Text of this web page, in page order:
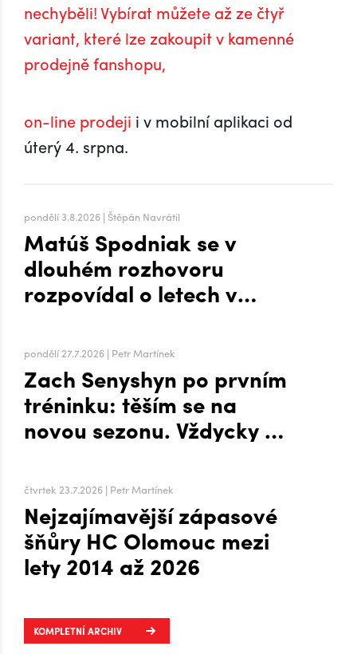
nechyběli! Vybírat můžete až ze čtyř
variant, které lze zakoupit v kamenné
prodejně fanshopu,
on-line prodeji i v mobilní aplikaci od
úterý 4. srpna.
pondělí 3.8.2026 | Štěpán Navrátil
Matúš Spodniak se v
dlouhém rozhovoru
rozpovídal o letech v
pondělí 27.7.2026 | Petr Martínek
Zach Senyshyn po prvním
tréninku: těším se na
novou sezonu. Vždycky mi
zima, říká o Plechárně
čtvrtek 23.7.2026 | Petr Martínek
Nejzajímavější zápasové
šňůry HC Olomouc mezi
lety 2014 až 2026
KOMPLETNÍ ARCHIV